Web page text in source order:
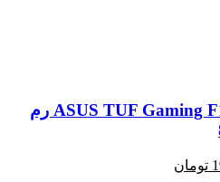
لپ‌تاپ استوک ASUS TUF Gaming F15 FX507 رم
تومان